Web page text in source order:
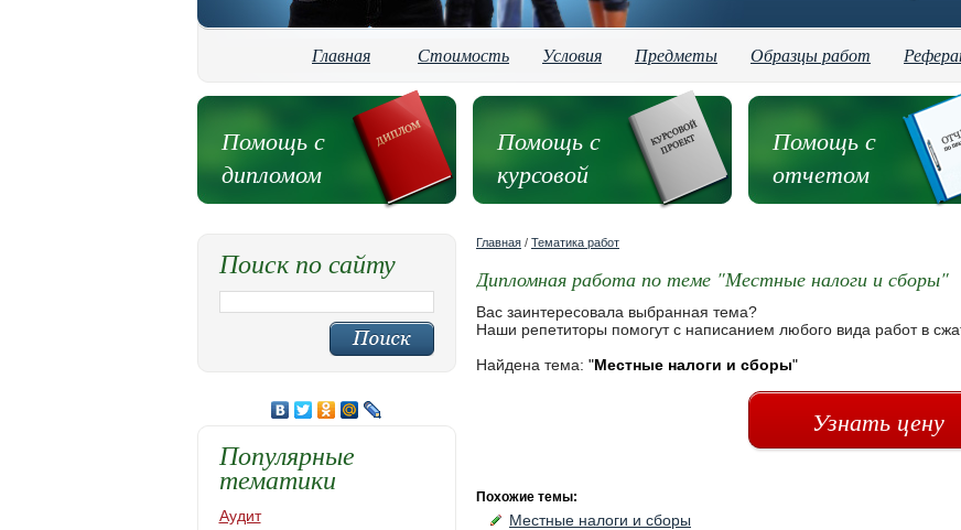
Главная Стоимость Условия Предметы Образцы работ
Помощь с
дипломом
Помощь с
курсовой
Помощь с
отчетом
Главная / Тематика работ
Дипломная работа по теме "Местные налоги и сборы"
Вас заинтересовала выбранная тема?
Наши репетиторы помогут с написанием любого вида работ в
Найдена тема: "Местные налоги и сборы"
Узнать цену
Похожие темы:
Местные налоги и сборы
Поиск по сайту
Популярные
тематики
Аудит